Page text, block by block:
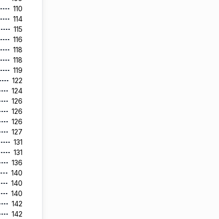
110
114
115
116
118
118
119
122
124
126
126
126
127
131
131
136
140
140
140
142
142